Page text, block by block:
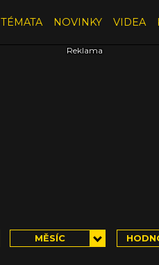
TÉMATA NOVINKY VIDEA
MĚSÍC